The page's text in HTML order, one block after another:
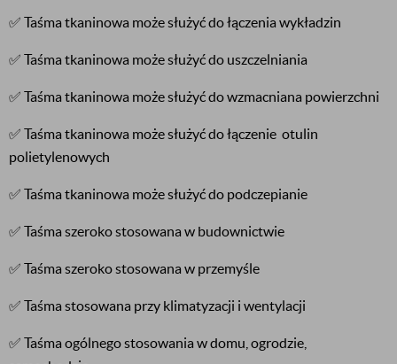
✅ Taśma tkaninowa może służyć do łączenia wykładzin
✅ Taśma tkaninowa może służyć do uszczelniania
✅ Taśma tkaninowa może służyć do wzmacniana powierzchni
✅ Taśma tkaninowa może służyć do łączenie otulin
polietylenowych
✅ Taśma tkaninowa może służyć do podczepianie
✅ Taśma szeroko stosowana w budownictwie
✅ Taśma szeroko stosowana w przemyśle
✅ Taśma stosowana przy klimatyzacji i wentylacji
✅ Taśma ogólnego stosowania w domu, ogrodzie,